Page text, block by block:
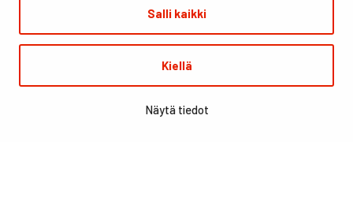
Salli kaikki
Kiellä
Näytä tiedot